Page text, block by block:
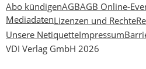
Abo kündigenAGBAGB Online-
MediadatenLizenzen und Rechte
Unsere NetiquetteImpressum
VDI Verlag GmbH 2026